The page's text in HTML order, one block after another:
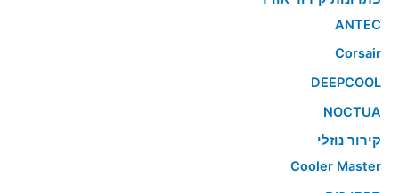
ANTEC
Corsair
DEEPCOOL
NOCTUA
קירור נוזלי
Cooler Master